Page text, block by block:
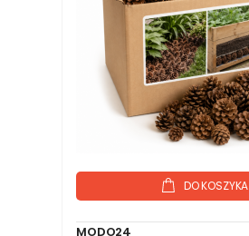
DO KOSZYKA
MODO24